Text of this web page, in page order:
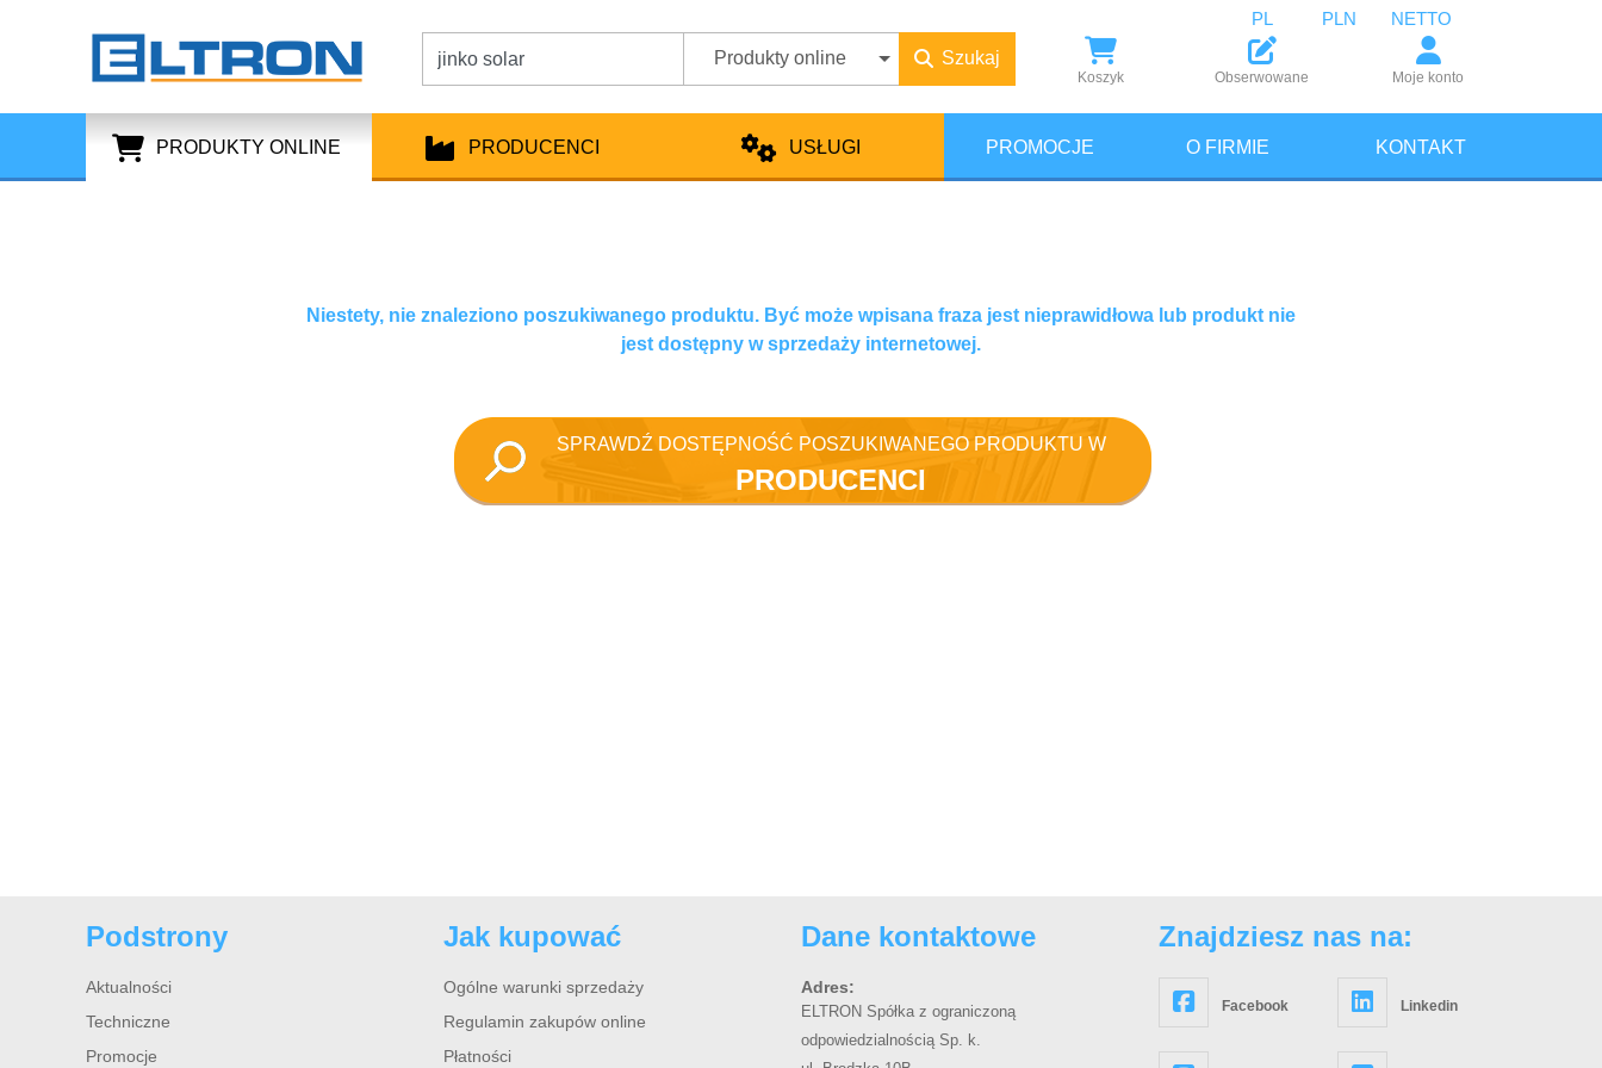
Produkty online Szukaj
Koszyk Obserwowane Moje konto
PL PLN NETTO
PRODUKTY ONLINE PRODUCENCI USŁUGI PROMOCJE O FIRMIE KONTAKT
Niestety, nie znaleziono poszukiwanego produktu. Być może wpisana fraza jest nieprawidłowa lub produkt nie
jest dostępny w sprzedaży internetowej.
SPRAWDŹ DOSTĘPNOŚĆ POSZUKIWANEGO PRODUKTU W
PRODUCENCI
Podstrony
Aktualności
Techniczne
Promocje
Jak kupować
Ogólne warunki sprzedaży
Regulamin zakupów online
Płatności
Dane kontaktowe
Adres:
ELTRON Spółka z ograniczoną
odpowiedzialnością Sp. k.
Znajdziesz nas na:
Facebook Linkedin